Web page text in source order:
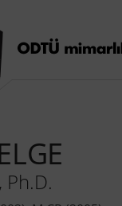
Ph.D.